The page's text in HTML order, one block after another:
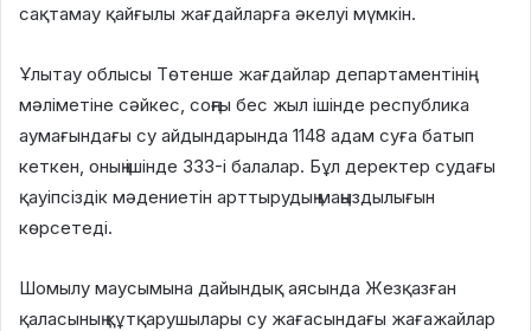
сақтамау қайғылы жағдайларға әкелуі мүмкін.
Ұлытау облысы Төтенше жағдайлар департаментінің
мәліметіне сәйкес, соңғы бес жыл ішінде республика
аумағындағы су айдындарында 1148 адам суға батып
кеткен, оның ішінде 333-і балалар. Бұл деректер судағы
қауіпсіздік мәдениетін арттырудың маңыздылығын
көрсетеді.
Шомылу маусымына дайындық аясында Жезқазған
қаласының құтқарушылары су жағасындағы жағажайлар